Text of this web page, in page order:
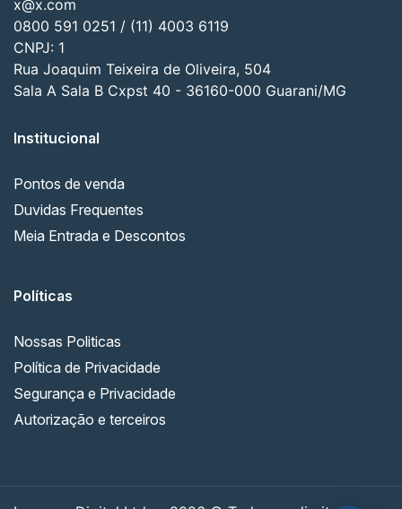
x@x.com
0800 591 0251 / (11) 4003 6119
CNPJ: 1
Rua Joaquim Teixeira de Oliveira, 504
Sala A Sala B Cxpst 40 - 36160-000 Guarani/MG
Institucional
Pontos de venda
Duvidas Frequentes
Meia Entrada e Descontos
Políticas
Nossas Politicas
Política de Privacidade
Segurança e Privacidade
Autorização e terceiros